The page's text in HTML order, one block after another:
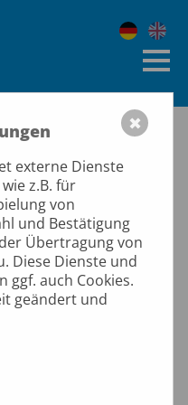
in
zu uns. Er ist
der insbesondere mit
des Tanach
Augenmerk hatte
Interessierte Leiter
externe Dienste
z.B. für
von
und Bestätigung
Übertragung von
Diese Dienste und
ggf. auch Cookies.
geändert und
✖